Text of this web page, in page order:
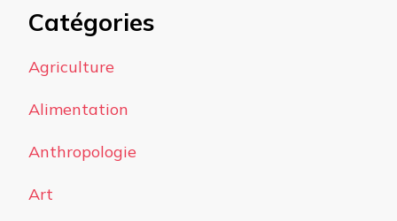
Catégories
Agriculture
Alimentation
Anthropologie
Art